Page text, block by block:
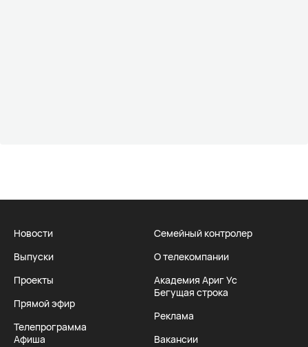
Новости
Выпуски
Проекты
Прямой эфир
Телепрограмма
Афиша
Семейный контролер
О телекомпании
Академия Ариг Ус
Бегущая строка
Реклама
Вакансии